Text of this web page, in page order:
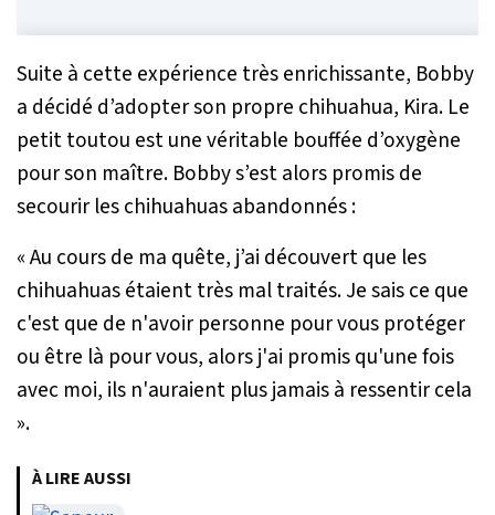
Suite à cette expérience très enrichissante, Bobby
a décidé d’adopter son propre chihuahua, Kira. Le
petit toutou est une véritable bouffée d’oxygène
pour son maître. Bobby s’est alors promis de
secourir les chihuahuas abandonnés :
« Au cours de ma quête, j’ai découvert que les
chihuahuas étaient très mal traités. Je sais ce que
c'est que de n'avoir personne pour vous protéger
ou être là pour vous, alors j'ai promis qu'une fois
avec moi, ils n'auraient plus jamais à ressentir cela
».
À LIRE AUSSI